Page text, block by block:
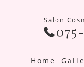
Salon
Home